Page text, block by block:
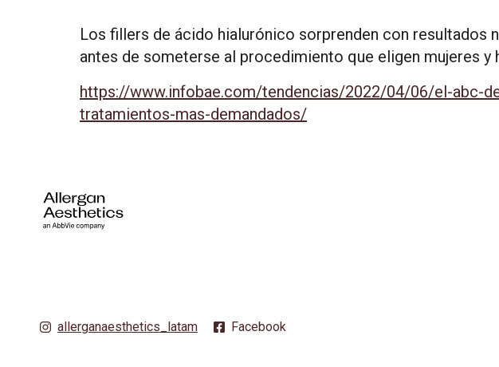
Los fillers de ácido hialurónico sorprenden con resultados
antes de someterse al procedimiento que eligen mujeres y
https://www.infobae.com/tendencias/2022/04/06/el-abc-
tratamientos-mas-demandados/
allerganaesthetics_latam Facebook